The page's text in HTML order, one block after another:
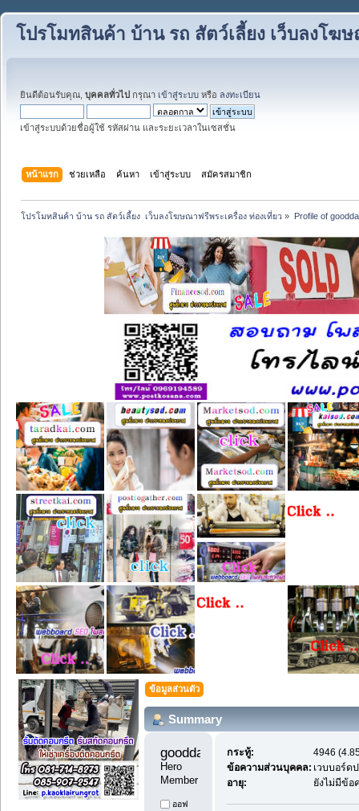
โปรโมทสินค้า บ้าน รถ สัตว์เลี้ยง เว็บลงโฆ
ยินดีต้อนรับคุณ, บุคคลทั่วไป กรุณา เข้าสู่ระบบ หรือ ลงทะเบียน
เข้าสู่ระบบด้วยชื่อผู้ใช้ รหัสผ่าน และระยะเวลาในเซสชั่น
หน้าแรก ช่วยเหลือ ค้นหา เข้าสู่ระบบ สมัครสมาชิก
โปรโมทสินค้า บ้าน รถ สัตว์เลี้ยง  เว็บลงโฆษณาฟรีพระเครื่อง ท่องเที่ยว » Profile of
ข้อมูลส่วนตัว
Summary
Hero
Member
ออฟ
กระทู้:
4946
ข้อความส่วนบุคคล: เวบบอร์ด
อายุ:
ยังไม่มีข้อ